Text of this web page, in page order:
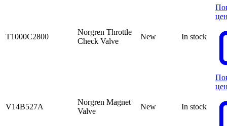
T1000C2800
Norgren Throttle
Check Valve
New In stock
V14B527A
Norgren Magnet
Valve
New In stock